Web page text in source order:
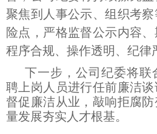
聚焦到人事公示、组织考
险点，严格监督公示内容
程序合规、操作透明、纪律
下一步，公司纪委将联
聘上岗人员进行任前廉洁谈
督促廉洁从业，敲响拒腐
量发展夯实人才根基。